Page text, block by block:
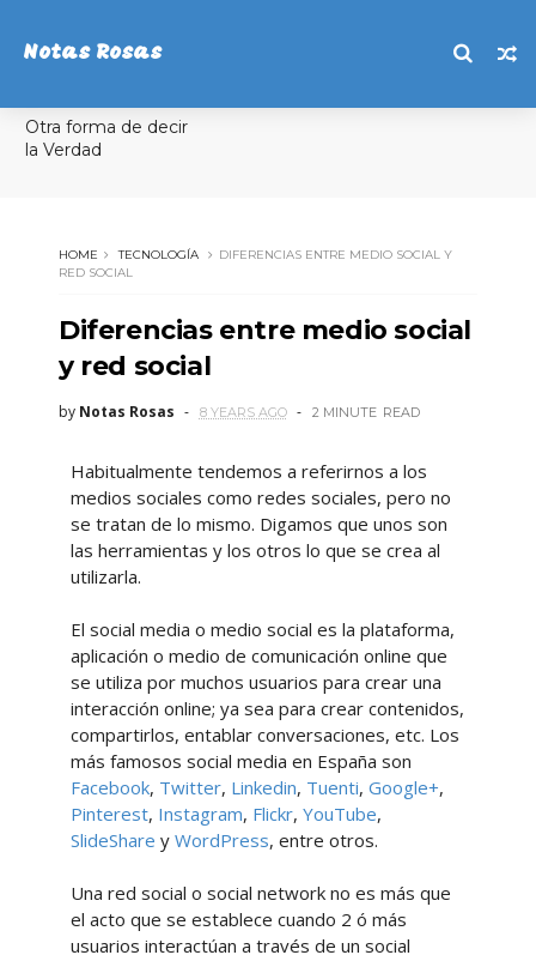
Notas Rosas
Otra forma de decir
la Verdad
HOME TECNOLOGÍA
DIFERENCIAS ENTRE MEDIO SOCIAL Y
RED SOCIAL
Diferencias entre medio social
y red social
by Notas Rosas 8 YEARS AGO 2 MINUTE READ
Habitualmente tendemos a referirnos a los
medios sociales como redes sociales, pero no
se tratan de lo mismo. Digamos que unos son
las herramientas y los otros lo que se crea al
utilizarla.
El social media o medio social es la plataforma,
aplicación o medio de comunicación online que
se utiliza por muchos usuarios para crear una
interacción online; ya sea para crear contenidos,
compartirlos, entablar conversaciones, etc. Los
más famosos social media en España son
Facebook, Twitter, Linkedin, Tuenti, Google+,
Pinterest, Instagram, Flickr, YouTube,
SlideShare y WordPress, entre otros.
Una red social o social network no es más que
el acto que se establece cuando 2 ó más
usuarios interactúan a través de un social